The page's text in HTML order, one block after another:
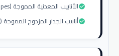
الأنابيب المعدنية المموجة (Corrugated Metal Pipes)check_circle
أنابيب الجدار المزدوج المموجة (DWC Pipes)check_circle